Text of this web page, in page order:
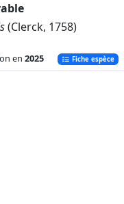
(Clerck, 1758)
en 2025 Fiche espèce